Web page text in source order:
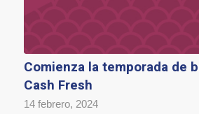
Comienza la temporada de
Cash Fresh
14 febrero, 2024